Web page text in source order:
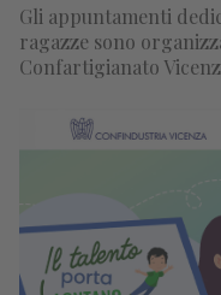
Gli appuntamenti
ragazze sono
Confartigianato